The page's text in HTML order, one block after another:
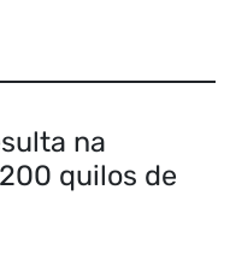
na
quilos de